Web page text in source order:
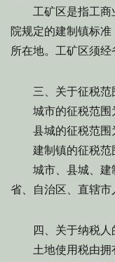
工矿区是指工商
院规定的建制镇标
所在地。工矿区须经
三、关于征税范
城市的征税范围
县城的征税范围
建制镇的征税范
城市、县城、建
省、自治区、直辖市
四、关于纳税人
土地使用税由拥